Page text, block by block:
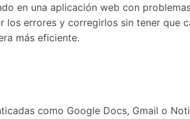
en una aplicación web con
errores y corregirlos sin tener que
más eficiente.
como Google Docs, Gmail o